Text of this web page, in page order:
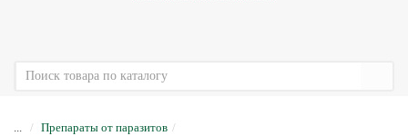
...
Препараты от паразитов